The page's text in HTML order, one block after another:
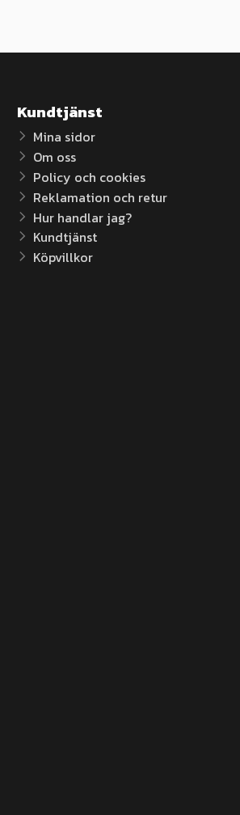
Kundtjänst
Mina sidor
Om oss
Policy och cookies
Reklamation och retur
Hur handlar jag?
Kundtjänst
Köpvillkor